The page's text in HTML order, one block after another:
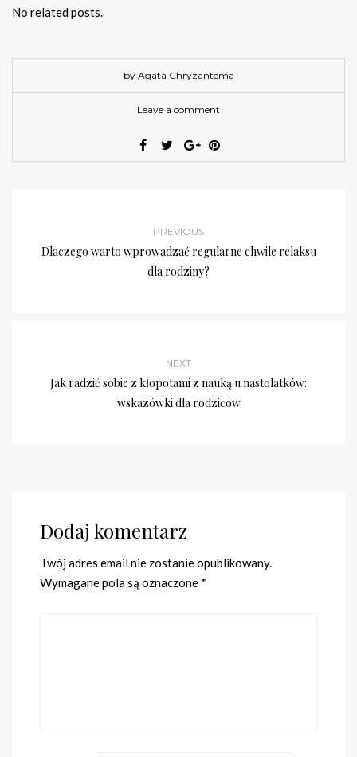
No related posts.
by Agata Chryzantema
Leave a comment
PREVIOUS
Dlaczego warto wprowadzać regularne chwile relaksu
dla rodziny?
NEXT
Jak radzić sobie z kłopotami z nauką u nastolatków:
wskazówki dla rodziców
Dodaj komentarz
Twój adres email nie zostanie opublikowany.
Wymagane pola są oznaczone *